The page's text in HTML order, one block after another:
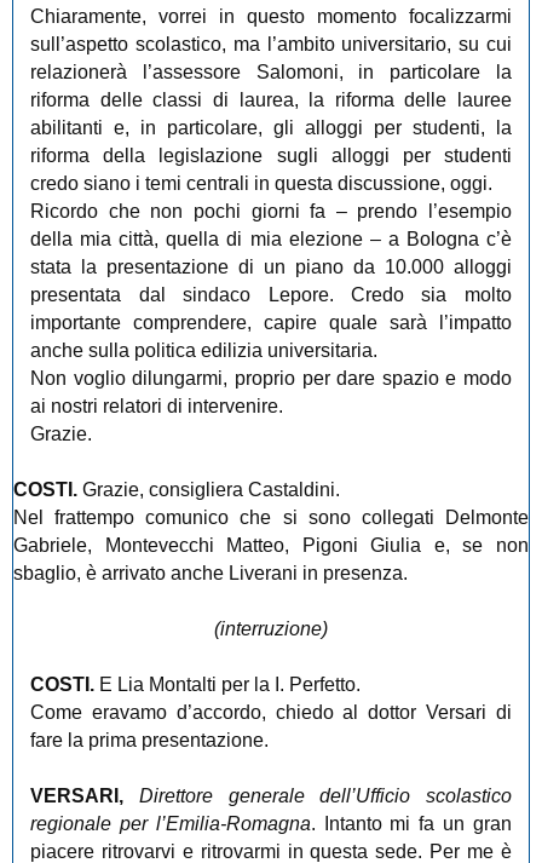
Chiaramente, vorrei in questo momento focalizzarmi
sull’aspetto scolastico, ma l’ambito universitario, su cui
relazionerà l’assessore Salomoni, in particolare la
riforma delle classi di laurea, la riforma delle lauree
abilitanti e, in particolare, gli alloggi per studenti, la
riforma della legislazione sugli alloggi per studenti
credo siano i temi centrali in questa discussione, oggi.
Ricordo che non pochi giorni fa ‒ prendo l’esempio
della mia città, quella di mia elezione ‒ a Bologna c’è
stata la presentazione di un piano da 10.000 alloggi
presentata dal sindaco Lepore. Credo sia molto
importante comprendere, capire quale sarà l’impatto
anche sulla politica edilizia universitaria.
Non voglio dilungarmi, proprio per dare spazio e modo
ai nostri relatori di intervenire.
Grazie.
COSTI. Grazie, consigliera Castaldini.
Nel frattempo comunico che si sono collegati Delmonte
Gabriele, Montevecchi Matteo, Pigoni Giulia e, se non
sbaglio, è arrivato anche Liverani in presenza.
(interruzione)
COSTI. E Lia Montalti per la I. Perfetto.
Come eravamo d’accordo, chiedo al dottor Versari di
fare la prima presentazione.
VERSARI, Direttore generale dell’Ufficio scolastico
regionale per l’Emilia-Romagna. Intanto mi fa un gran
piacere ritrovarvi e ritrovarmi in questa sede. Per me è